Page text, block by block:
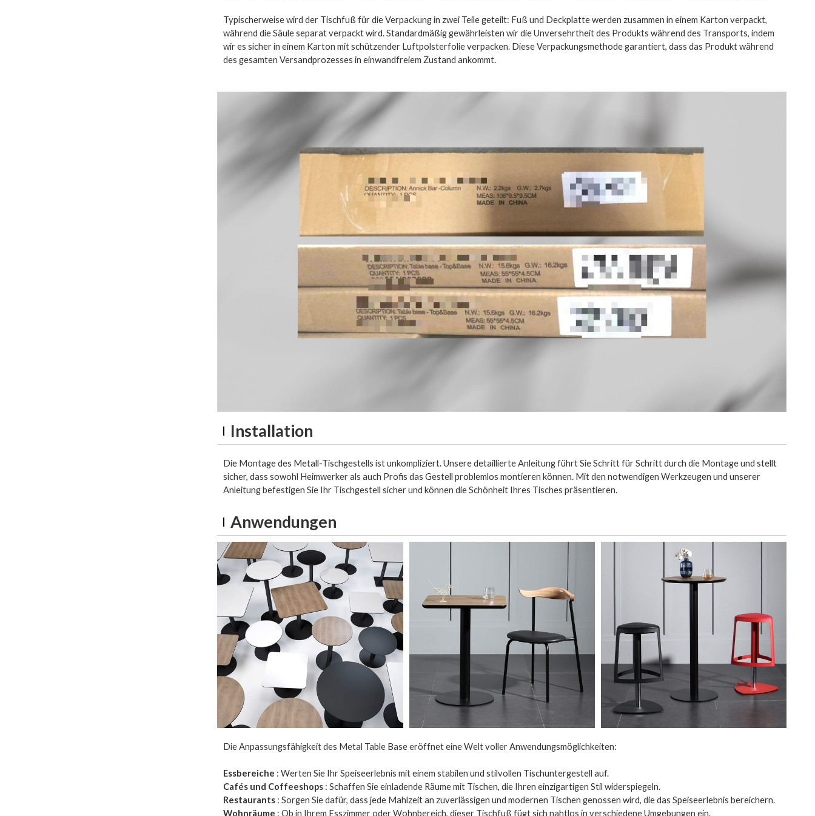
Typischerweise wird der Tischfuß für die Verpackung in zwei Teile geteilt: Fuß und Deckplatte werden zusammen in einem Karton verpackt,
während die Säule separat verpackt wird. Standardmäßig gewährleisten wir die Unversehrtheit des Produkts während des Transports, indem
wir es sicher in einem Karton mit schützender Luftpolsterfolie verpacken. Diese Verpackungsmethode garantiert, dass das Produkt während
des gesamten Versandprozesses in einwandfreiem Zustand ankommt.
Installation
Die Montage des Metall-Tischgestells ist unkompliziert. Unsere detaillierte Anleitung führt Sie Schritt für Schritt durch die Montage und stellt
sicher, dass sowohl Heimwerker als auch Profis das Gestell problemlos montieren können. Mit den notwendigen Werkzeugen und unserer
Anleitung befestigen Sie Ihr Tischgestell sicher und können die Schönheit Ihres Tisches präsentieren.
Anwendungen
Die Anpassungsfähigkeit des Metal Table Base eröffnet eine Welt voller Anwendungsmöglichkeiten:
Essbereiche : Werten Sie Ihr Speiseerlebnis mit einem stabilen und stilvollen Tischuntergestell auf.
Cafés und Coffeeshops : Schaffen Sie einladende Räume mit Tischen, die Ihren einzigartigen Stil widerspiegeln.
Restaurants : Sorgen Sie dafür, dass jede Mahlzeit an zuverlässigen und modernen Tischen genossen wird, die das Speiseerlebnis bereichern.
Wohnräume : Ob in Ihrem Esszimmer oder Wohnbereich, dieser Tischfuß fügt sich nahtlos in verschiedene Umgebungen ein.